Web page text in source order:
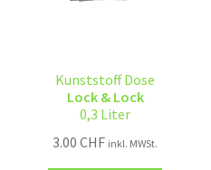
Kunststoff Dose
Lock & Lock
0,3 Liter
3.00CHF inkl. MWSt.